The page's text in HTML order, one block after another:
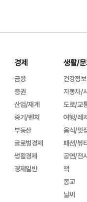
경제
금융
증권
산업/재계
중기/벤처
부동산
글로벌경제
생활경제
경제일반
생활/
건강정보
자동차/
도로/교
여행/레
음식/맛
패션/뷰
공연/전
책
종교
날씨